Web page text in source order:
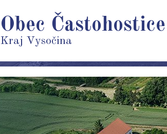
Obec Častohostice
Kraj Vysočina